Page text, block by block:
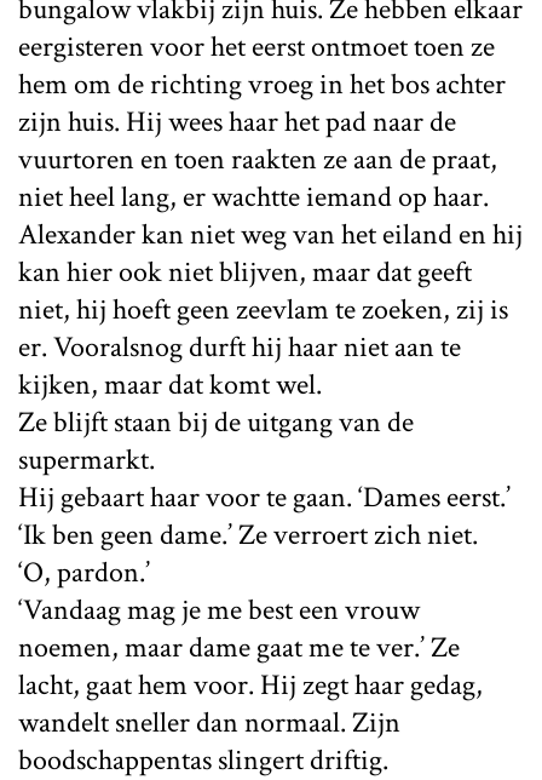
bungalow vlakbij zijn huis. Ze hebben elkaar
eergisteren voor het eerst ontmoet toen ze
hem om de richting vroeg in het bos achter
zijn huis. Hij wees haar het pad naar de
vuurtoren en toen raakten ze aan de praat,
niet heel lang, er wachtte iemand op haar.
Alexander kan niet weg van het eiland en hij
kan hier ook niet blijven, maar dat geeft
niet, hij hoeft geen zeevlam te zoeken, zij is
er. Vooralsnog durft hij haar niet aan te
kijken, maar dat komt wel.
Ze blijft staan bij de uitgang van de
supermarkt.
Hij gebaart haar voor te gaan. ‘Dames eerst.’
‘Ik ben geen dame.’ Ze verroert zich niet.
‘O, pardon.’
‘Vandaag mag je me best een vrouw
noemen, maar dame gaat me te ver.’ Ze
lacht, gaat hem voor. Hij zegt haar gedag,
wandelt sneller dan normaal. Zijn
boodschappentas slingert driftig.